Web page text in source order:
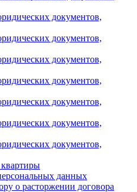
документов,
документов,
документов,
документов,
документов,
документов,
документов,
данных
о расторжении договора